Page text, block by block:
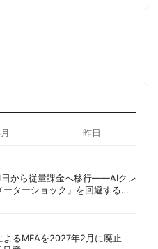
昨日
から従量課金へ移行——AIクレ
ターショック」を回避する方
るMFAを2027年2月に廃止